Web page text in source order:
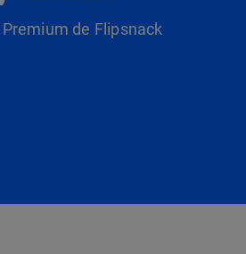
de Flipsnack